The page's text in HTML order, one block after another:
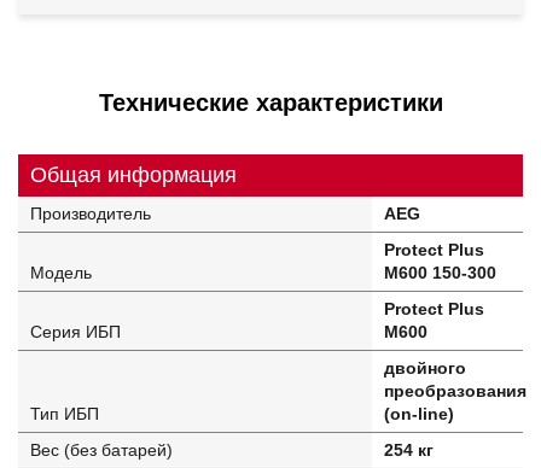
Технические характеристики
Общая информация
Производитель AEG
Модель
Protect Plus
M600 150-300
Серия ИБП
Protect Plus
M600
Тип ИБП
двойного
преобразования
(on-line)
Вес (без батарей)
254 кг